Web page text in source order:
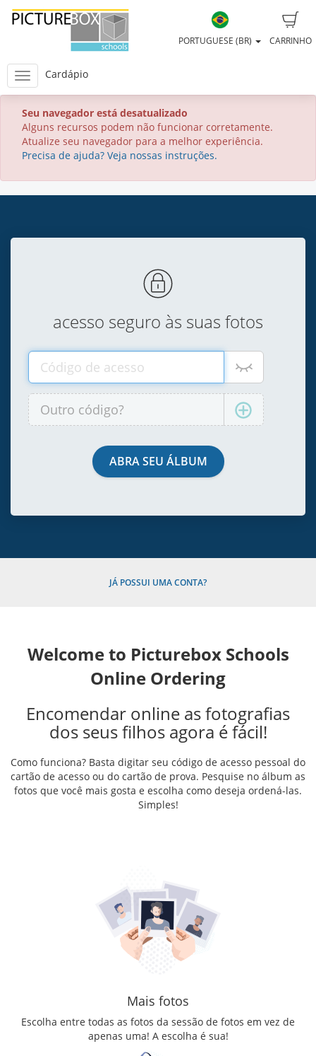
CARRINHO
PORTUGUESE (BR)
Cardápio
Seu navegador está desatualizado
Alguns recursos podem não funcionar corretamente.
Atualize seu navegador para a melhor experiência.
Precisa de ajuda? Veja nossas instruções.
acesso seguro às suas fotos
JÁ POSSUI UMA CONTA?
Welcome to Picturebox Schools
Online Ordering
Encomendar online as fotografias
dos seus filhos agora é fácil!
Como funciona? Basta digitar seu código de acesso pessoal do
cartão de acesso ou do cartão de prova. Pesquise no álbum as
fotos que você mais gosta e escolha como deseja ordená-las.
Simples!
Mais fotos
Escolha entre todas as fotos da sessão de fotos em vez de
apenas uma! A escolha é sua!